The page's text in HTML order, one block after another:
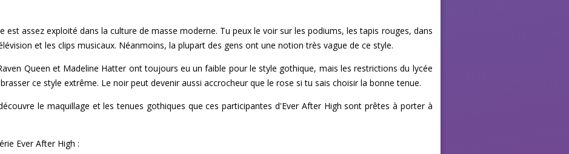
est assez exploité dans la culture de masse moderne. Tu peux le voir sur les podiums, les tapis rouges, dans
et les clips musicaux. Néanmoins, la plupart des gens ont une notion très vague de ce style.
Queen et Madeline Hatter ont toujours eu un faible pour le style gothique, mais les restrictions du lycée
ce style extrême. Le noir peut devenir aussi accrocheur que le rose si tu sais choisir la bonne tenue.
le maquillage et les tenues gothiques que ces participantes d'Ever After High sont prêtes à porter à
Ever After High :